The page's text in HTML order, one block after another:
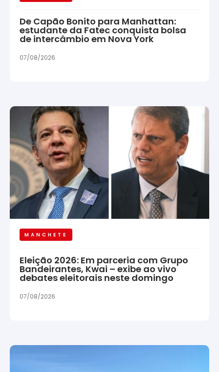
De Capão Bonito para Manhattan:
estudante da Fatec conquista bolsa
de intercâmbio em Nova York
07/08/2026
MANCHETE
Eleição 2026: Em parceria com Grupo
Bandeirantes, Kwai – exibe ao vivo
debates eleitorais neste domingo
07/08/2026